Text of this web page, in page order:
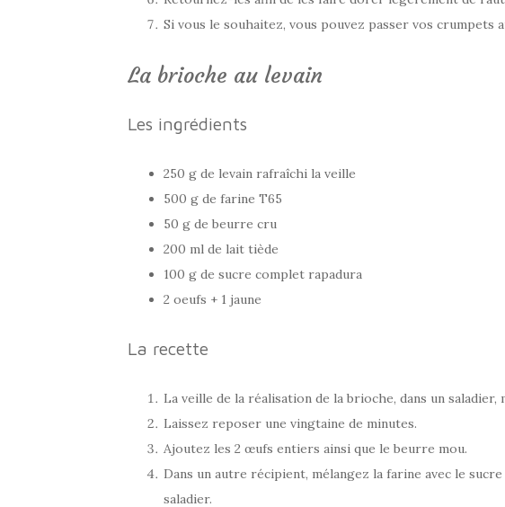
Si vous le souhaitez, vous pouvez passer vos crumpets
La brioche au levain
Les ingrédients
250 g de levain rafraîchi la veille
500 g de farine T65
50 g de beurre cru
200 ml de lait tiède
100 g de sucre complet rapadura
2 oeufs + 1 jaune
La recette
La veille de la réalisation de la brioche, dans un saladier,
Laissez reposer une vingtaine de minutes.
Ajoutez les 2 œufs entiers ainsi que le beurre mou.
Dans un autre récipient, mélangez la farine avec le
saladier.